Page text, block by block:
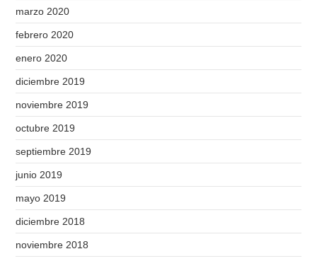
marzo 2020
febrero 2020
enero 2020
diciembre 2019
noviembre 2019
octubre 2019
septiembre 2019
junio 2019
mayo 2019
diciembre 2018
noviembre 2018